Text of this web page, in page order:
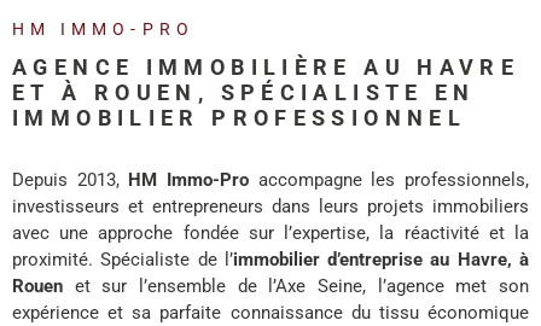
BLOG
HM IMMO-PRO
AGENCE IMMOBILIÈRE AU HAVRE
ET À ROUEN, SPÉCIALISTE EN
IMMOBILIER PROFESSIONNEL
Depuis 2013, HM Immo-Pro accompagne les professionnels,
investisseurs et entrepreneurs dans leurs projets immobiliers
avec une approche fondée sur l’expertise, la réactivité et la
proximité. Spécialiste de l’immobilier d’entreprise au Havre, à
Rouen et sur l’ensemble de l’Axe Seine, l’agence met son
expérience et sa parfaite connaissance du tissu économique